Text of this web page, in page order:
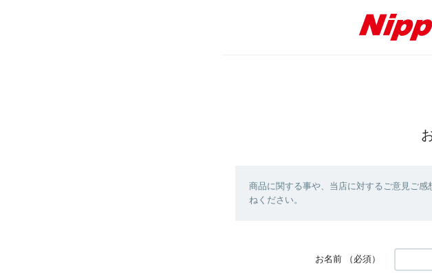
商品に関する事や、当店に対するご意見ご
ねください。
お名前 （必須）